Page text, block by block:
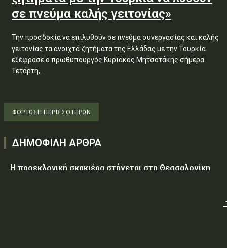
σε πνεύμα καλής γειτονίας»
Την προσδοκία να επιλυθούν σε πνεύμα συνεργασίας και καλής
γειτονίας τα ανοιχτά ζητήματα της Ελλάδας με την Τουρκία
εξέφρασε ο πρωθυπουργός Κυριάκος Μητσοτάκης σήμερα
Τετάρτη,...
ΦΌΡΤΩΣΗ ΠΕΡΙΣΣΟΤΈΡΩΝ
ΔΗΜΟΦΙΛΗ ΑΡΘΡΑ
Η προεκλογική σκακιέρα στήνεται στη Θεσσαλονίκη
Υεμένη: Στους 58 οι νεκροί, δεκάδες οι τραυματίες από